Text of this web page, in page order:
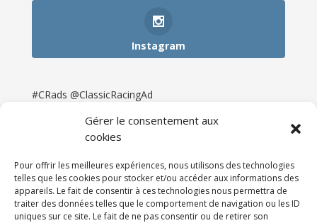
Gérer le consentement aux
cookies
Pour offrir les meilleures expériences, nous utilisons des technologies
telles que les cookies pour stocker et/ou accéder aux informations des
appareils. Le fait de consentir à ces technologies nous permettra de
traiter des données telles que le comportement de navigation ou les ID
uniques sur ce site. Le fait de ne pas consentir ou de retirer son
Instagram
#CRads @ClassicRacingAd